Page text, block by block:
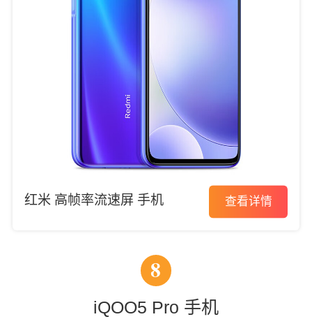
红米 高帧率流速屏 手机 查看详情
8
iQOO5 Pro 手机